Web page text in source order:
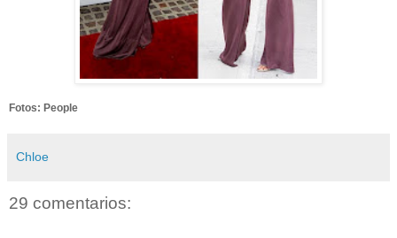
Fotos: People
Chloe
29 comentarios: